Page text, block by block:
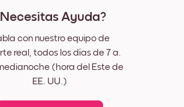
Ayuda?
con nuestro equipo de
real, todos los días de 7 a.
(hora del Este de
EE. UU.)